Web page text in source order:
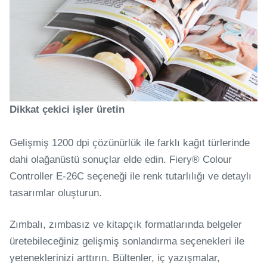
Dikkat çekici işler üretin
Gelişmiş 1200 dpi çözünürlük ile farklı kağıt türlerinde
dahi olağanüstü sonuçlar elde edin. Fiery® Colour
Controller E-26C seçeneği ile renk tutarlılığı ve detaylı
tasarımlar oluşturun.
Zımbalı, zımbasız ve kitapçık formatlarında belgeler
üretebileceğiniz gelişmiş sonlandırma seçenekleri ile
yeteneklerinizi arttırın. Bültenler, iç yazışmalar,